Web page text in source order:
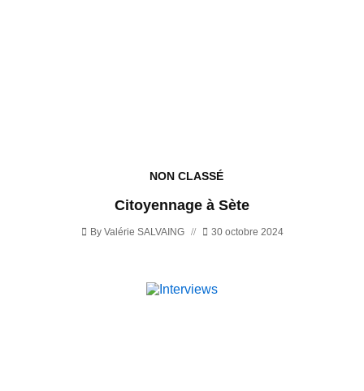
NON CLASSÉ
Citoyennage à Sète
By Valérie SALVAING 30 octobre 2024